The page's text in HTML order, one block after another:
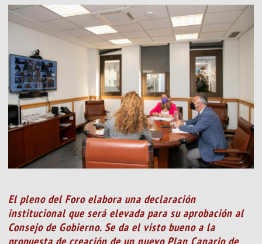
El pleno del Foro elabora una declaración
institucional que será elevada para su aprobación al
Consejo de Gobierno. Se da el visto bueno a la
propuesta de creación de un nuevo Plan Canario de